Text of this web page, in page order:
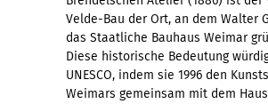
Velde-Bau der Ort, an dem Walter
das Staatliche Bauhaus Weimar
Diese historische Bedeutung
UNESCO, indem sie 1996 den
Weimars gemeinsam mit dem